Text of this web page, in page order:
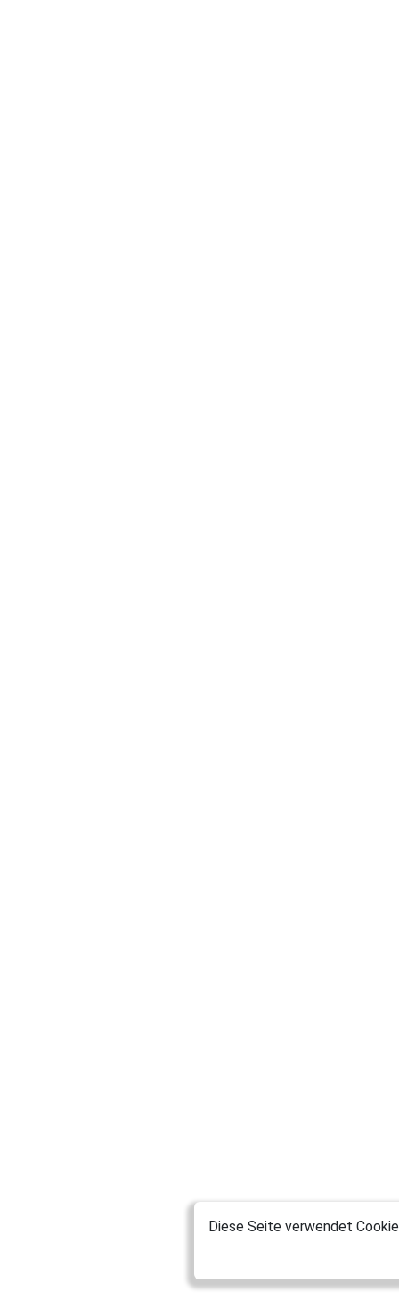
Diese Seite verwendet